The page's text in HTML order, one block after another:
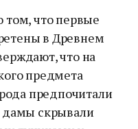
том, что первые
в Древнем
что на
предмета
предпочитали
дамы скрывали